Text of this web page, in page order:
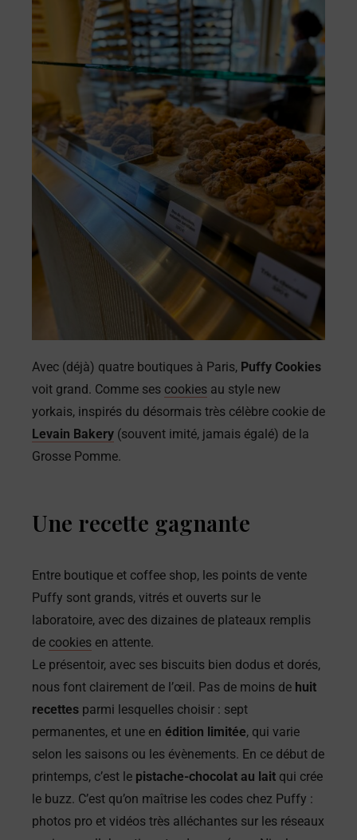
Avec (déjà) quatre boutiques à Paris, Puffy Cookies
voit grand. Comme ses cookies au style new
yorkais, inspirés du désormais très célèbre cookie de
Levain Bakery (souvent imité, jamais égalé) de la
Grosse Pomme.
Une recette gagnante
Entre boutique et coffee shop, les points de vente
Puffy sont grands, vitrés et ouverts sur le
laboratoire, avec des dizaines de plateaux remplis
de cookies en attente.
Le présentoir, avec ses biscuits bien dodus et dorés,
nous font clairement de l’œil. Pas de moins de huit
recettes parmi lesquelles choisir : sept
permanentes, et une en édition limitée, qui varie
selon les saisons ou les évènements. En ce début de
printemps, c’est le pistache-chocolat au lait qui crée
le buzz. C’est qu’on maîtrise les codes chez Puffy :
photos pro et vidéos très alléchantes sur les réseaux